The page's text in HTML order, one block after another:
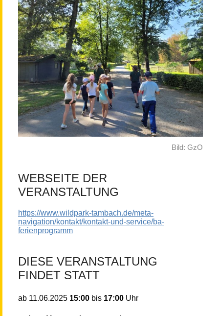
Bild: GzO
WEBSEITE DER
VERANSTALTUNG
https://www.wildpark-tambach.de/meta-
navigation/kontakt/kontakt-und-service/ba-
ferienprogramm
DIESE VERANSTALTUNG
FINDET STATT
ab 11.06.2025 15:00 bis 17:00 Uhr